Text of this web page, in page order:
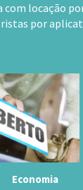
com locação
por
Economia